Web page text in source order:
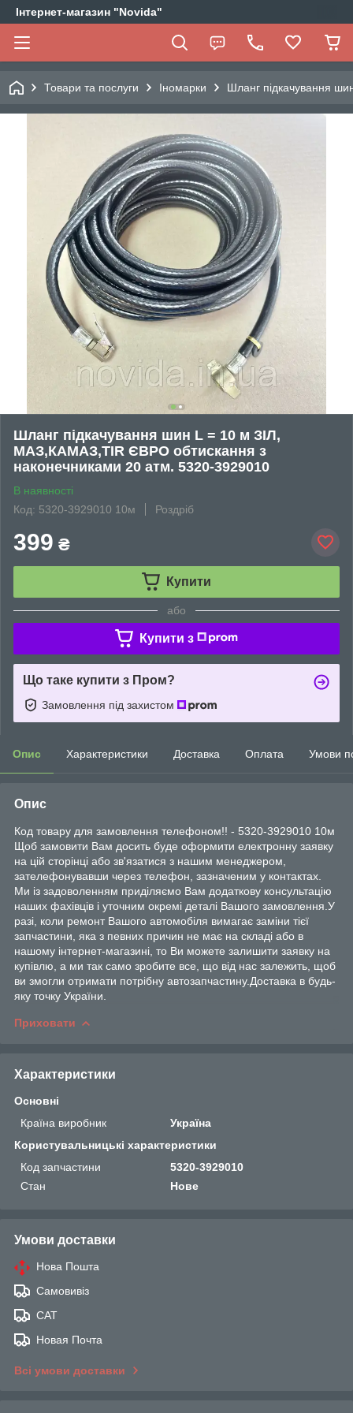
Інтернет-магазин "Novida"
Товари та послуги Іномарки Шланг підкачування
Шланг підкачування шин L = 10 м ЗІЛ,
МАЗ,КАМАЗ,TIR ЄВРО обтискання з
наконечниками 20 атм. 5320-3929010
В наявності
Код: 5320-3929010 10м
Роздріб
399 ₴
Купити
або
Купити з
Що таке купити з Пром?
Замовлення під захистом
Опис Характеристики Доставка Оплата Умови
Опис
Код товару для замовлення телефоном!! - 5320-3929010 10м
Щоб замовити Вам досить буде оформити електронну заявку
на цій сторінці або зв'язатися з нашим менеджером,
зателефонувавши через телефон, зазначеним у контактах.
Ми із задоволенням приділяємо Вам додаткову консультацію
наших фахівців і уточним окремі деталі Вашого замовлення.У
разі, коли ремонт Вашого автомобіля вимагає заміни тієї
запчастини, яка з певних причин не має на складі або в
нашому інтернет-магазині, то Ви можете залишити заявку на
купівлю, а ми так само зробите все, що від нас залежить, щоб
ви змогли отримати потрібну автозапчастину.Доставка в будь-
яку точку України.
Приховати
Характеристики
Основні
Країна виробник
Україна
Користувальницькі характеристики
Код запчастини
5320-3929010
Стан
Нове
Умови доставки
Нова Пошта
Самовивіз
САТ
Новая Почта
Всі умови доставки